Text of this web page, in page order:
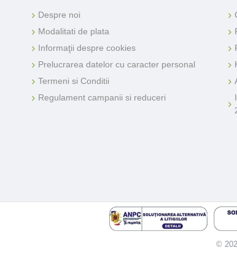
Despre noi
Modalitati de plata
Informaţii despre cookies
Prelucrarea datelor cu caracter personal
Termeni si Conditii
Regulament campanii si reduceri
©